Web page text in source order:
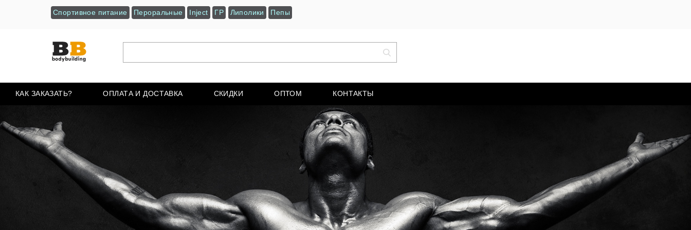
Спортивное питание Пероральные Inject ГР Липолики Пепы
КАК ЗАКАЗАТЬ? ОПЛАТА И ДОСТАВКА СКИДКИ ОПТОМ КОНТАКТЫ